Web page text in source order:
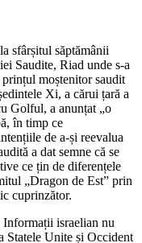
sfârșitul săptămânii
Saudite, Riad unde s-a
moștenitor saudit
Xi, a cărui țară a
Golful, a anunțat „o
în timp ce
de a-și reevalua
a dat semne că se
ce țin de diferențele
„Dragon de Est” prin
cuprinzător.
israelian nu
Statele Unite și Occident